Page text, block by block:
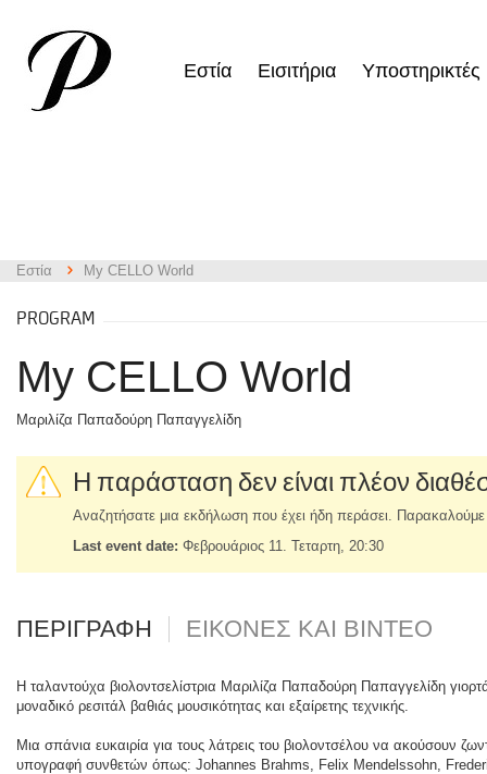
Εστία Εισιτήρια Υποστηρικτές
Εστία My CELLO World
PROGRAM
My CELLO World
Μαριλίζα Παπαδούρη Παπαγγελίδη
Η παράσταση δεν είναι πλέον
Αναζητήσατε μια εκδήλωση που έχει ήδη περάσει.
Last event date: Φεβρουάριος 11. Τεταρτη, 20:30
ΠΕΡΙΓΡΑΦΗ ΕΙΚΟΝΕΣ ΚΑΙ ΒΙΝΤΕΟ
Η ταλαντούχα βιολοντσελίστρια Μαριλίζα Παπαδούρη Παπαγγελίδη
μοναδικό ρεσιτάλ βαθιάς μουσικότητας και εξαίρετης τεχνικής.
Μια σπάνια ευκαιρία για τους λάτρεις του βιολοντσέλου να ακούσουν
υπογραφή συνθετών όπως: Johannes Brahms, Felix Mendelssohn,